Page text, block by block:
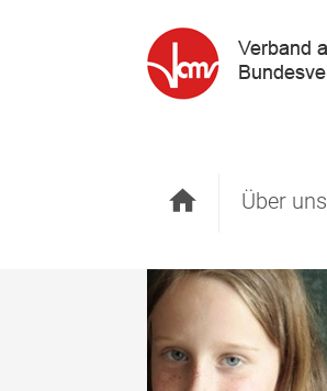
StartseiteÜber uns